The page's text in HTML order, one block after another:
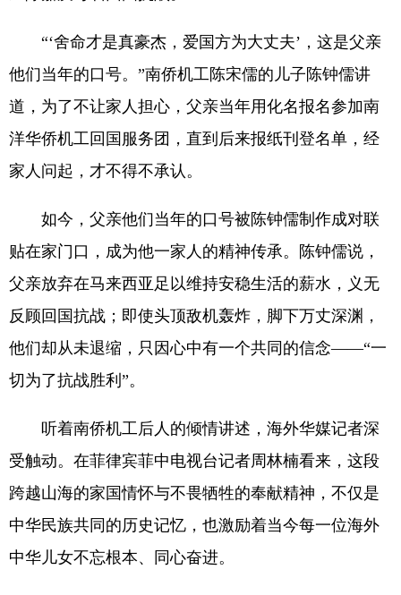
“‘舍命才是真豪杰，爱国方为大丈夫’，这是父亲
他们当年的口号。”南侨机工陈宋儒的儿子陈钟儒讲
道，为了不让家人担心，父亲当年用化名报名参加南
洋华侨机工回国服务团，直到后来报纸刊登名单，经
家人问起，才不得不承认。
如今，父亲他们当年的口号被陈钟儒制作成对联
贴在家门口，成为他一家人的精神传承。陈钟儒说，
父亲放弃在马来西亚足以维持安稳生活的薪水，义无
反顾回国抗战；即使头顶敌机轰炸，脚下万丈深渊，
他们却从未退缩，只因心中有一个共同的信念——“一
切为了抗战胜利”。
听着南侨机工后人的倾情讲述，海外华媒记者深
受触动。在菲律宾菲中电视台记者周林楠看来，这段
跨越山海的家国情怀与不畏牺牲的奉献精神，不仅是
中华民族共同的历史记忆，也激励着当今每一位海外
中华儿女不忘根本、同心奋进。